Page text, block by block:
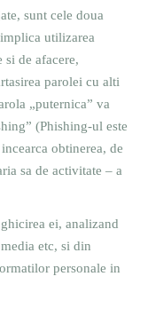
sunt cele doua
utilizarea
de afacere,
parolei cu alti
„puternica” va
(Phishing-ul este
obtinerea, de
sa de activitate – a
ei, analizand
etc, si din
personale in